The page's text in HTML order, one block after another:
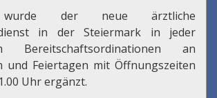
wurde der neue ärztliche
in der Steiermark in jeder
Bereitschaftsordinationen an
und Feiertagen mit Öffnungszeiten
Uhr ergänzt.